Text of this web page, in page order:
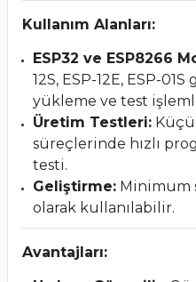
Kullanım Alanları:
ESP32 ve ESP8266
12S, ESP-12E, ESP-
yükleme ve test
Üretim Testleri:
süreçlerinde hızlı
testi.
Geliştirme: Minimum
olarak kullanılabilir.
Avantajları: